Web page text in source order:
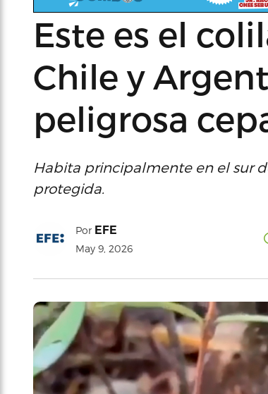
Este es el
Chile y
peligrosa
Habita principalmente en el sur
protegida.
Por EFE
May 9, 2026